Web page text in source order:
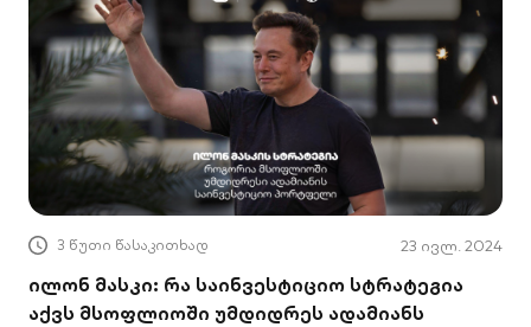
3 წუთი წასაკითხად 23 ივლ. 2024
ილონ მასკი: რა საინვესტიციო სტრატეგია
აქვს მსოფლიოში უმდიდრეს ადამიანს